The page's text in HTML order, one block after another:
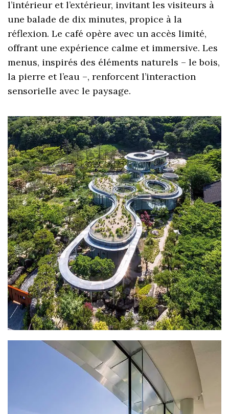
l’intérieur et l’extérieur, invitant les visiteurs à
une balade de dix minutes, propice à la
réflexion. Le café opère avec un accès limité,
offrant une expérience calme et immersive. Les
menus, inspirés des éléments naturels – le bois,
la pierre et l’eau –, renforcent l’interaction
sensorielle avec le paysage.